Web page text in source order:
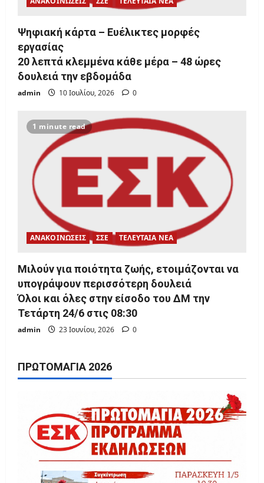
Ψηφιακή κάρτα – Ευέλικτες μορφές
εργασίας
20 λεπτά κλεμμένα κάθε μέρα – 48 ώρες
δουλειά την εβδομάδα
admin 10 Ιουλίου, 2026 0
1 minute read
ΑΝΑΚΟΙΝΩΣΕΙΣ ΣΣΕ ΤΕΛΕΥΤΑΙΑ ΝΕΑ
Μιλούν για ποιότητα ζωής, ετοιμάζονται να
υπογράψουν περισσότερη δουλειά
Όλοι και όλες στην είσοδο του ΔΜ την
Τετάρτη 24/6 στις 08:30
admin 23 Ιουνίου, 2026 0
ΠΡΩΤΟΜΑΓΙΆ 2026